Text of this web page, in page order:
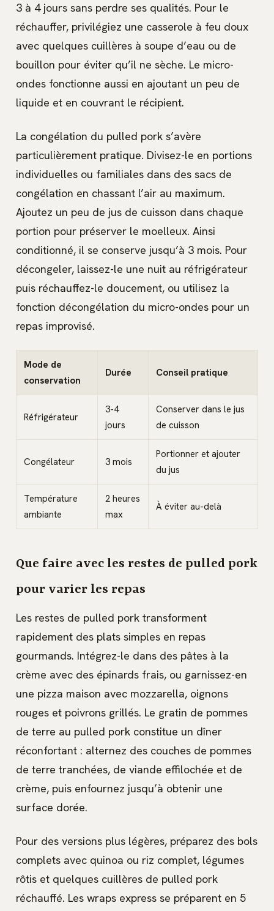
3 à 4 jours sans perdre ses qualités. Pour le
réchauffer, privilégiez une casserole à feu doux
avec quelques cuillères à soupe d’eau ou de
bouillon pour éviter qu’il ne sèche. Le micro-
ondes fonctionne aussi en ajoutant un peu de
liquide et en couvrant le récipient.
La congélation du pulled pork s’avère
particulièrement pratique. Divisez-le en portions
individuelles ou familiales dans des sacs de
congélation en chassant l’air au maximum.
Ajoutez un peu de jus de cuisson dans chaque
portion pour préserver le moelleux. Ainsi
conditionné, il se conserve jusqu’à 3 mois. Pour
décongeler, laissez-le une nuit au réfrigérateur
puis réchauffez-le doucement, ou utilisez la
fonction décongélation du micro-ondes pour un
repas improvisé.
Mode de
conservation
Durée Conseil pratique
Réfrigérateur
3-4
jours
Conserver dans le jus
de cuisson
Congélateur 3 mois
Portionner et ajouter
du jus
Température
ambiante
2 heures
max
À éviter au-delà
Que faire avec les restes de pulled pork
pour varier les repas
Les restes de pulled pork transforment
rapidement des plats simples en repas
gourmands. Intégrez-le dans des pâtes à la
crème avec des épinards frais, ou garnissez-en
une pizza maison avec mozzarella, oignons
rouges et poivrons grillés. Le gratin de pommes
de terre au pulled pork constitue un dîner
réconfortant : alternez des couches de pommes
de terre tranchées, de viande effilochée et de
crème, puis enfournez jusqu’à obtenir une
surface dorée.
Pour des versions plus légères, préparez des bols
complets avec quinoa ou riz complet, légumes
rôtis et quelques cuillères de pulled pork
réchauffé. Les wraps express se préparent en 5